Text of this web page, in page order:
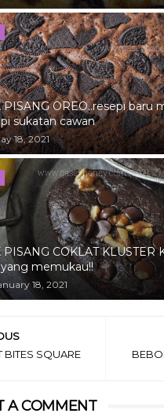
PISANG OREO..resepi baru
sukatan cawan
18, 2021
PISANG COKLAT KLUSTER
yang memukau!!
18, 2021
BITES SQUARE
A COMMENT